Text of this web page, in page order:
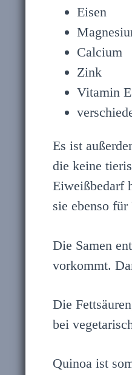
Eisen
Calcium
Zink
Vitamin E
Es ist
die keine
Eiweißbedarf
sie ebenso
Die Samen
vorkommt.
Die
bei
Quinoa ist